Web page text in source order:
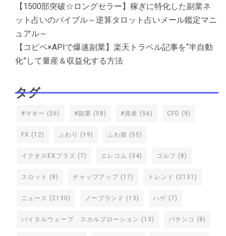
【1500部突破☆ロングセラー】稼ぎに特化した副業ネ
ット占いのバイブル～逆算タロット占いメール鑑定マニ
ュアル～
【コピペ×APIで爆速副業】楽天トラベル記事を“半自動
化”して量産＆収益化する方法
タグ
#マネー (56) #副業 (58) #資産 (56) CFD (9)
FX (12) ふわり (19) ふわ姫 (55)
イクオスEXプラス (7) エレコム (34) ゴルフ (8)
スロット (8) チャップアップ (17) トレンド (2131)
ニュース (2130) ノーブランド (13) ハゲ (7)
バイタルウェーブ スカルプローション (13) パチンコ (8)